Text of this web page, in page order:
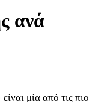
ανά
μία από τις πιο